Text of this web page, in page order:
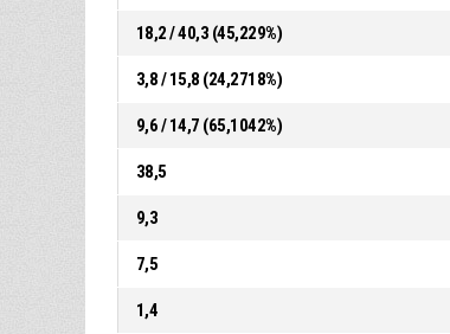
18,2 / 40,3 (45,229%)
3,8 / 15,8 (24,2718%)
9,6 / 14,7 (65,1042%)
38,5
9,3
7,5
1,4